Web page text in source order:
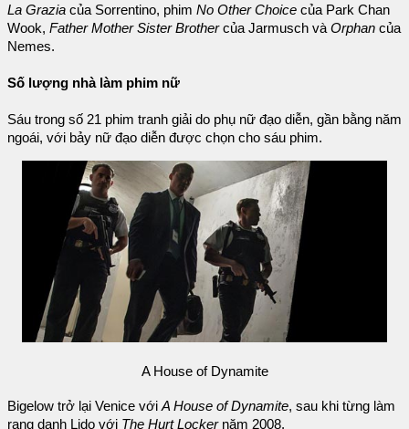
La Grazia của Sorrentino, phim No Other Choice của Park Chan
Wook, Father Mother Sister Brothercủa Jarmusch và Orphan của
Nemes.
Số lượng nhà làm phim nữ
Sáu trong số 21 phim tranh giải do phụ nữ đạo diễn, gần bằng năm
ngoái, với bảy nữ đạo diễn được chọn cho sáu phim.
A House of Dynamite
Bigelow trở lại Venice với A House of Dynamite, sau khi từng làm
rạng danh Lido với The Hurt Lockernăm 2008.